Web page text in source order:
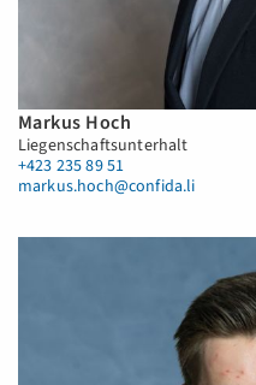
Markus Hoch
Liegenschaftsunterhalt
+423 235 89 51
markus.hoch@confida.li